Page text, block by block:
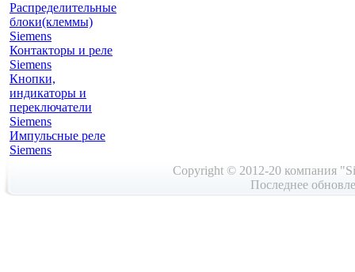
Распределительные
блоки(клеммы)
Siemens
Контакторы и реле
Siemens
Кнопки,
индикаторы и
переключатели
Siemens
Импульсные реле
Siemens
Copyright © 2012-20 компания
Последнее